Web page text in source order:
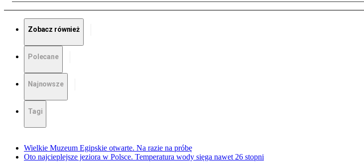
Zobacz również
Polecane
Najnowsze
Tagi
Wielkie Muzeum Egipskie otwarte. Na razie na próbę
Oto najcieplejsze jeziora w Polsce. Temperatura wody sięga nawet 26 stopni